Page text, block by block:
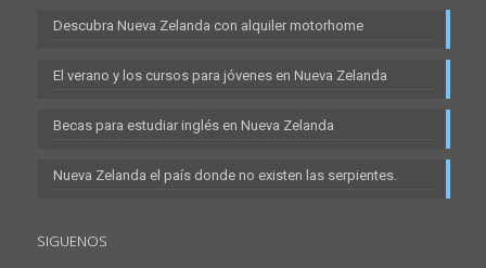
Descubra Nueva Zelanda con alquiler motorhome
El verano y los cursos para jóvenes en Nueva Zelanda
Becas para estudiar inglés en Nueva Zelanda
Nueva Zelanda el país donde no existen las serpientes.
SIGUENOS